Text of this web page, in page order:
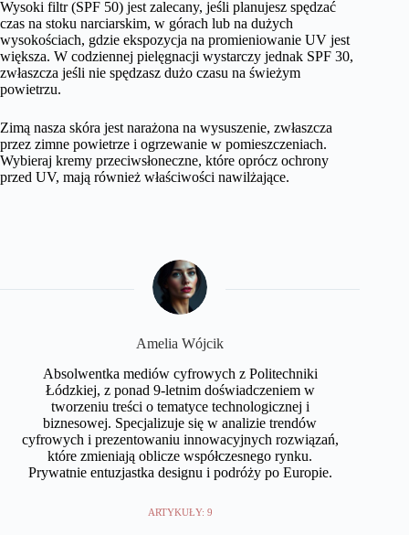
Wysoki filtr (SPF 50) jest zalecany, jeśli planujesz spędzać
czas na stoku narciarskim, w górach lub na dużych
wysokościach, gdzie ekspozycja na promieniowanie UV jest
większa. W codziennej pielęgnacji wystarczy jednak SPF 30,
zwłaszcza jeśli nie spędzasz dużo czasu na świeżym
powietrzu.
Zimą nasza skóra jest narażona na wysuszenie, zwłaszcza
przez zimne powietrze i ogrzewanie w pomieszczeniach.
Wybieraj kremy przeciwsłoneczne, które oprócz ochrony
przed UV, mają również właściwości nawilżające.
Amelia Wójcik
Absolwentka mediów cyfrowych z Politechniki
Łódzkiej, z ponad 9-letnim doświadczeniem w
tworzeniu treści o tematyce technologicznej i
biznesowej. Specjalizuje się w analizie trendów
cyfrowych i prezentowaniu innowacyjnych rozwiązań,
które zmieniają oblicze współczesnego rynku.
Prywatnie entuzjastka designu i podróży po Europie.
ARTYKUŁY: 9